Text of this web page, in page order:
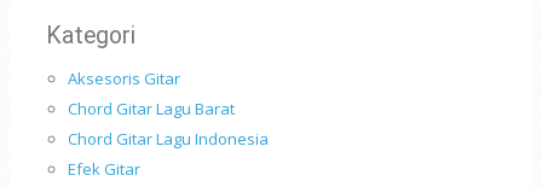
Kategori
Aksesoris Gitar
Chord Gitar Lagu Barat
Chord Gitar Lagu Indonesia
Efek Gitar